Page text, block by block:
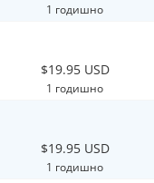
1 годишно
$19.95 USD
1 годишно
$19.95 USD
1 годишно